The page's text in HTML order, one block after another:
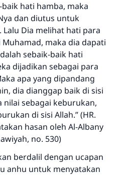
hati hamba, maka
dan diutus untuk
Dia melihat hati para
maka dia dapati
sebaik-baik hati
dijadikan sebagai para
apa yang dipandang
dia dianggap baik di sisi
nilai sebagai keburukan,
di sisi Allah.” (HR.
hasan oleh Al-Albany
no. 530)
berdalil dengan ucapan
anhu untuk menyatakan